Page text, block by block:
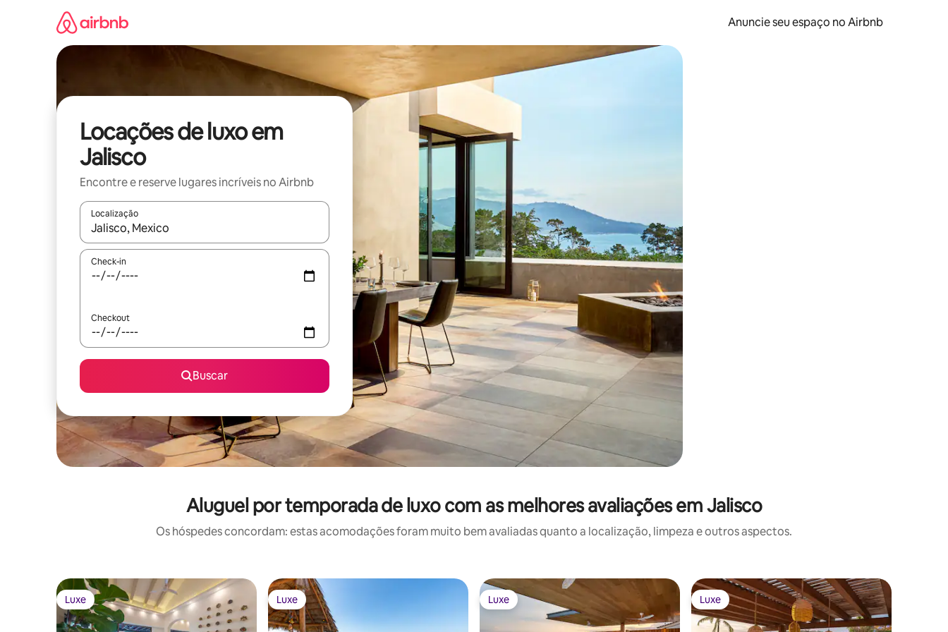
Anuncie seu espaço no Airbnb
Locações de luxo em
Jalisco
Encontre e reserve lugares incríveis no Airbnb
Localização
Quando os resultados estiverem disponíveis, explore-os usando as seta para cima e para baixo do teclado ou tocando e deslizando o dedo na tela.
Check-in
Checkout
Buscar
Aluguel por temporada de luxo com as melhores avaliações em Jalisco
Os hóspedes concordam: estas acomodações foram muito bem avaliadas quanto a localização, limpeza e outros aspectos.
Luxe
Luxe Luxe
Luxe Luxe
Luxe Luxe
Luxe